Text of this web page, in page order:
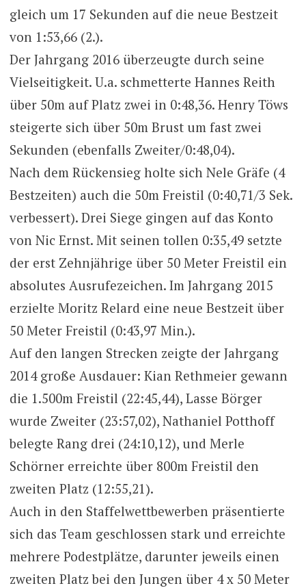
gleich um 17 Sekunden auf die neue Bestzeit
von 1:53,66 (2.).
Der Jahrgang 2016 überzeugte durch seine
Vielseitigkeit. U.a. schmetterte Hannes Reith
über 50m auf Platz zwei in 0:48,36. Henry Töws
steigerte sich über 50m Brust um fast zwei
Sekunden (ebenfalls Zweiter/0:48,04).
Nach dem Rückensieg holte sich Nele Gräfe (4
Bestzeiten) auch die 50m Freistil (0:40,71/3 Sek.
verbessert). Drei Siege gingen auf das Konto
von Nic Ernst. Mit seinen tollen 0:35,49 setzte
der erst Zehnjährige über 50 Meter Freistil ein
absolutes Ausrufezeichen. Im Jahrgang 2015
erzielte Moritz Relard eine neue Bestzeit über
50 Meter Freistil (0:43,97 Min.).
Auf den langen Strecken zeigte der Jahrgang
2014 große Ausdauer: Kian Rethmeier gewann
die 1.500m Freistil (22:45,44), Lasse Börger
wurde Zweiter (23:57,02), Nathaniel Potthoff
belegte Rang drei (24:10,12), und Merle
Schörner erreichte über 800m Freistil den
zweiten Platz (12:55,21).
Auch in den Staffelwettbewerben präsentierte
sich das Team geschlossen stark und erreichte
mehrere Podestplätze, darunter jeweils einen
zweiten Platz bei den Jungen über 4 x 50 Meter